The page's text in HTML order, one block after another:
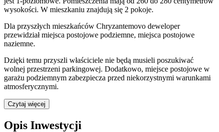
wysokości. W mieszkaniu znajdują się 2 pokoje.
Dla przyszłych mieszkańców Chryzantemovo deweloper
przewidziałmiejsca postojowe podziemne, miejsca postojowe
naziemne.
Dzięki temu przyszli właściciele nie będą musieli poszukiwać
wolnej przestrzeni parkingowej. Dodatkowo, miejsce postojowe w
garażu podziemnym zabezpiecza przed niekorzystnymi warunkami
atmosferycznymi.
Czytaj więcej
Opis Inwestycji